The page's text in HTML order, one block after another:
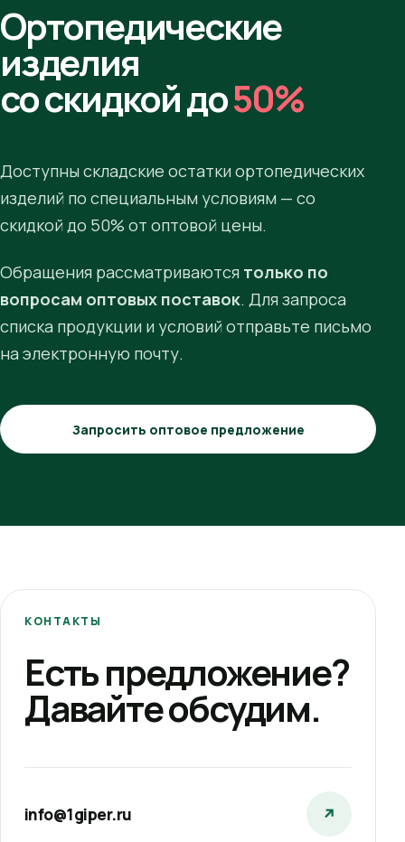
Ортопедические
изделия
со скидкой до50%
Доступны складские остатки ортопедических
изделий по специальным условиям — со
скидкой до 50% от оптовой цены.
Обращения рассматриваются только по
вопросам оптовых поставок. Для запроса
списка продукции и условий отправьте письмо
на электронную почту.
Запросить оптовое предложение
КОНТАКТЫ
Есть предложение?
Давайте обсудим.
info@1giper.ru ↗